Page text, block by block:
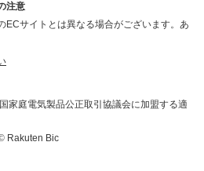
注意
ECサイトとは異なる場合がございます。あ
家庭電気製品公正取引協議会に加盟する適
Rakuten Bic